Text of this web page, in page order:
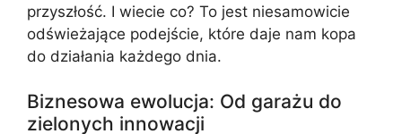
przyszłość. I wiecie co? To jest niesamowicie
odświeżające podejście, które daje nam kopa
do działania każdego dnia.
Biznesowa ewolucja: Od garażu do
zielonych innowacji